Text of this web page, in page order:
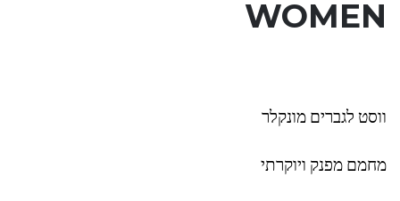
WOMEN
ווסט לגברים מונקלר
מחמם מפנק ויוקרתי